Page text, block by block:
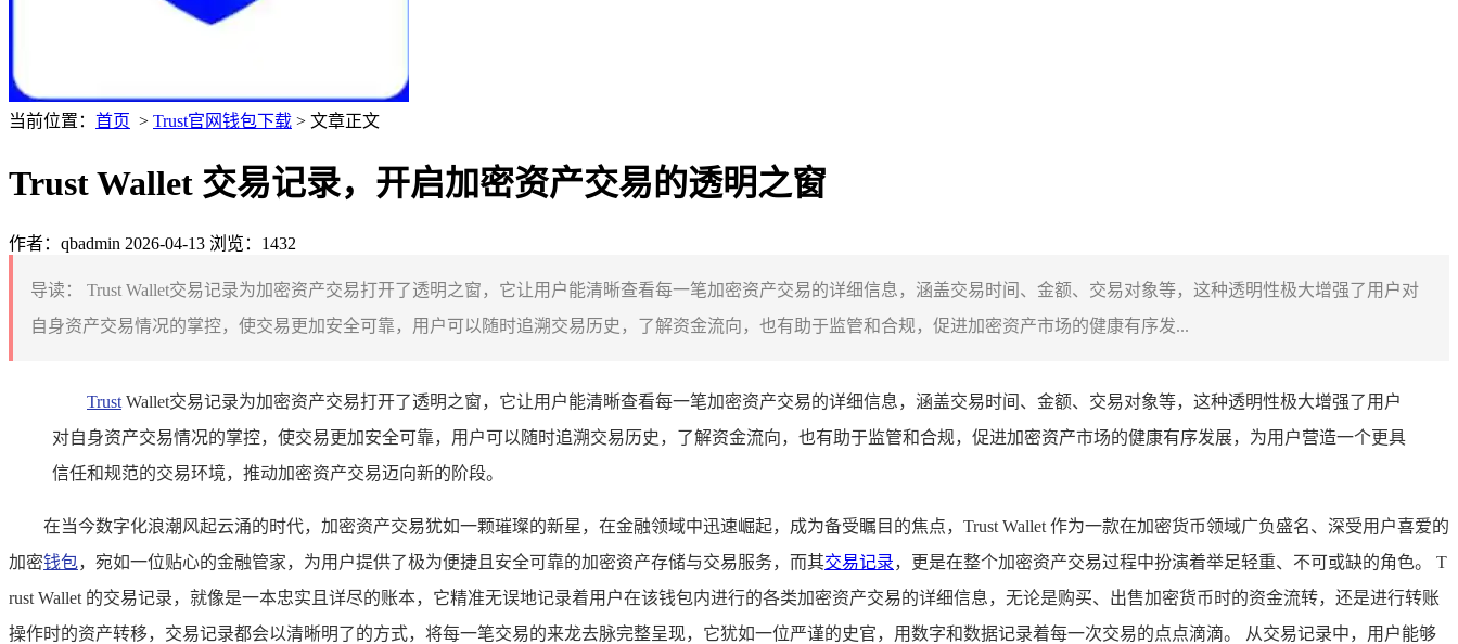
当前位置： 首页 > Trust官网钱包下载 > 文章正文
Trust Wallet 交易记录，开启加密资产交易的透明之窗
作者：qbadmin 2026-04-13 浏览：1432
导读：
Trust Wallet交易记录为加密资产交易打开了透明之窗，它让用户能清晰查看每一笔加密资产交易的详细信息，涵盖交易时间、金额、交易对象等，这种透明性极大增强了用户对
自身资产交易情况的掌控，使交易更加安全可靠，用户可以随时追溯交易历史，了解资金流向，也有助于监管和合规，促进加密资产市场的健康有序发...
Trust Wallet交易记录为加密资产交易打开了透明之窗，它让用户能清晰查看每一笔加密资产交易的详细信息，涵盖交易时间、金额、交易对象等，这种透明性极大增强了用户
对自身资产交易情况的掌控，使交易更加安全可靠，用户可以随时追溯交易历史，了解资金流向，也有助于监管和合规，促进加密资产市场的健康有序发展，为用户营造一个更具
信任和规范的交易环境，推动加密资产交易迈向新的阶段。
在当今数字化浪潮风起云涌的时代，加密资产交易犹如一颗璀璨的新星，在金融领域中迅速崛起，成为备受瞩目的焦点，Trust Wallet 作为一款在加密货币领域广负盛名、深受用户喜爱的
加密钱包，宛如一位贴心的金融管家，为用户提供了极为便捷且安全可靠的加密资产存储与交易服务，而其交易记录，更是在整个加密资产交易过程中扮演着举足轻重、不可或缺的角色。 T
rust Wallet 的交易记录，就像是一本忠实且详尽的账本，它精准无误地记录着用户在该钱包内进行的各类加密资产交易的详细信息，无论是购买、出售加密货币时的资金流转，还是进行转账
操作时的资产转移，交易记录都会以清晰明了的方式，将每一笔交易的来龙去脉完整呈现，它犹如一位严谨的史官，用数字和数据记录着每一次交易的点点滴滴。 从交易记录中，用户能够